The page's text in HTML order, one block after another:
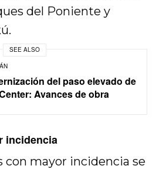
del Poniente y
SEE ALSO
del paso elevado de
Avances de obra
incidencia
con mayor incidencia se